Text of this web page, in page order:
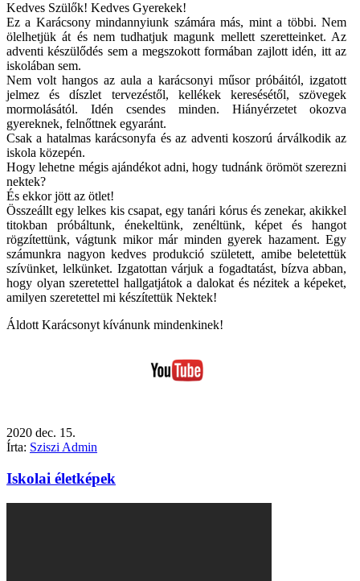
Kedves Szülők! Kedves Gyerekek!
Ez a Karácsony mindannyiunk számára más, mint a többi. Nem
ölelhetjük át és nem tudhatjuk magunk mellett szeretteinket. Az
adventi készülődés sem a megszokott formában zajlott idén, itt az
iskolában sem.
Nem volt hangos az aula a karácsonyi műsor próbáitól, izgatott
jelmez és díszlet tervezéstől, kellékek keresésétől, szövegek
mormolásától. Idén csendes minden. Hiányérzetet okozva
gyereknek, felnőttnek egyaránt.
Csak a hatalmas karácsonyfa és az adventi koszorú árválkodik az
iskola közepén.
Hogy lehetne mégis ajándékot adni, hogy tudnánk örömöt szerezni
nektek?
És ekkor jött az ötlet!
Összeállt egy lelkes kis csapat, egy tanári kórus és zenekar, akikkel
titokban próbáltunk, énekeltünk, zenéltünk, képet és hangot
rögzítettünk, vágtunk mikor már minden gyerek hazament. Egy
számunkra nagyon kedves produkció született, amibe beletettük
szívünket, lelkünket. Izgatottan várjuk a fogadtatást, bízva abban,
hogy olyan szeretettel hallgatjátok a dalokat és nézitek a képeket,
amilyen szeretettel mi készítettük Nektek!
Áldott Karácsonyt kívánunk mindenkinek!
2020 dec. 15.
Írta: Sziszi Admin
Iskolai életképek